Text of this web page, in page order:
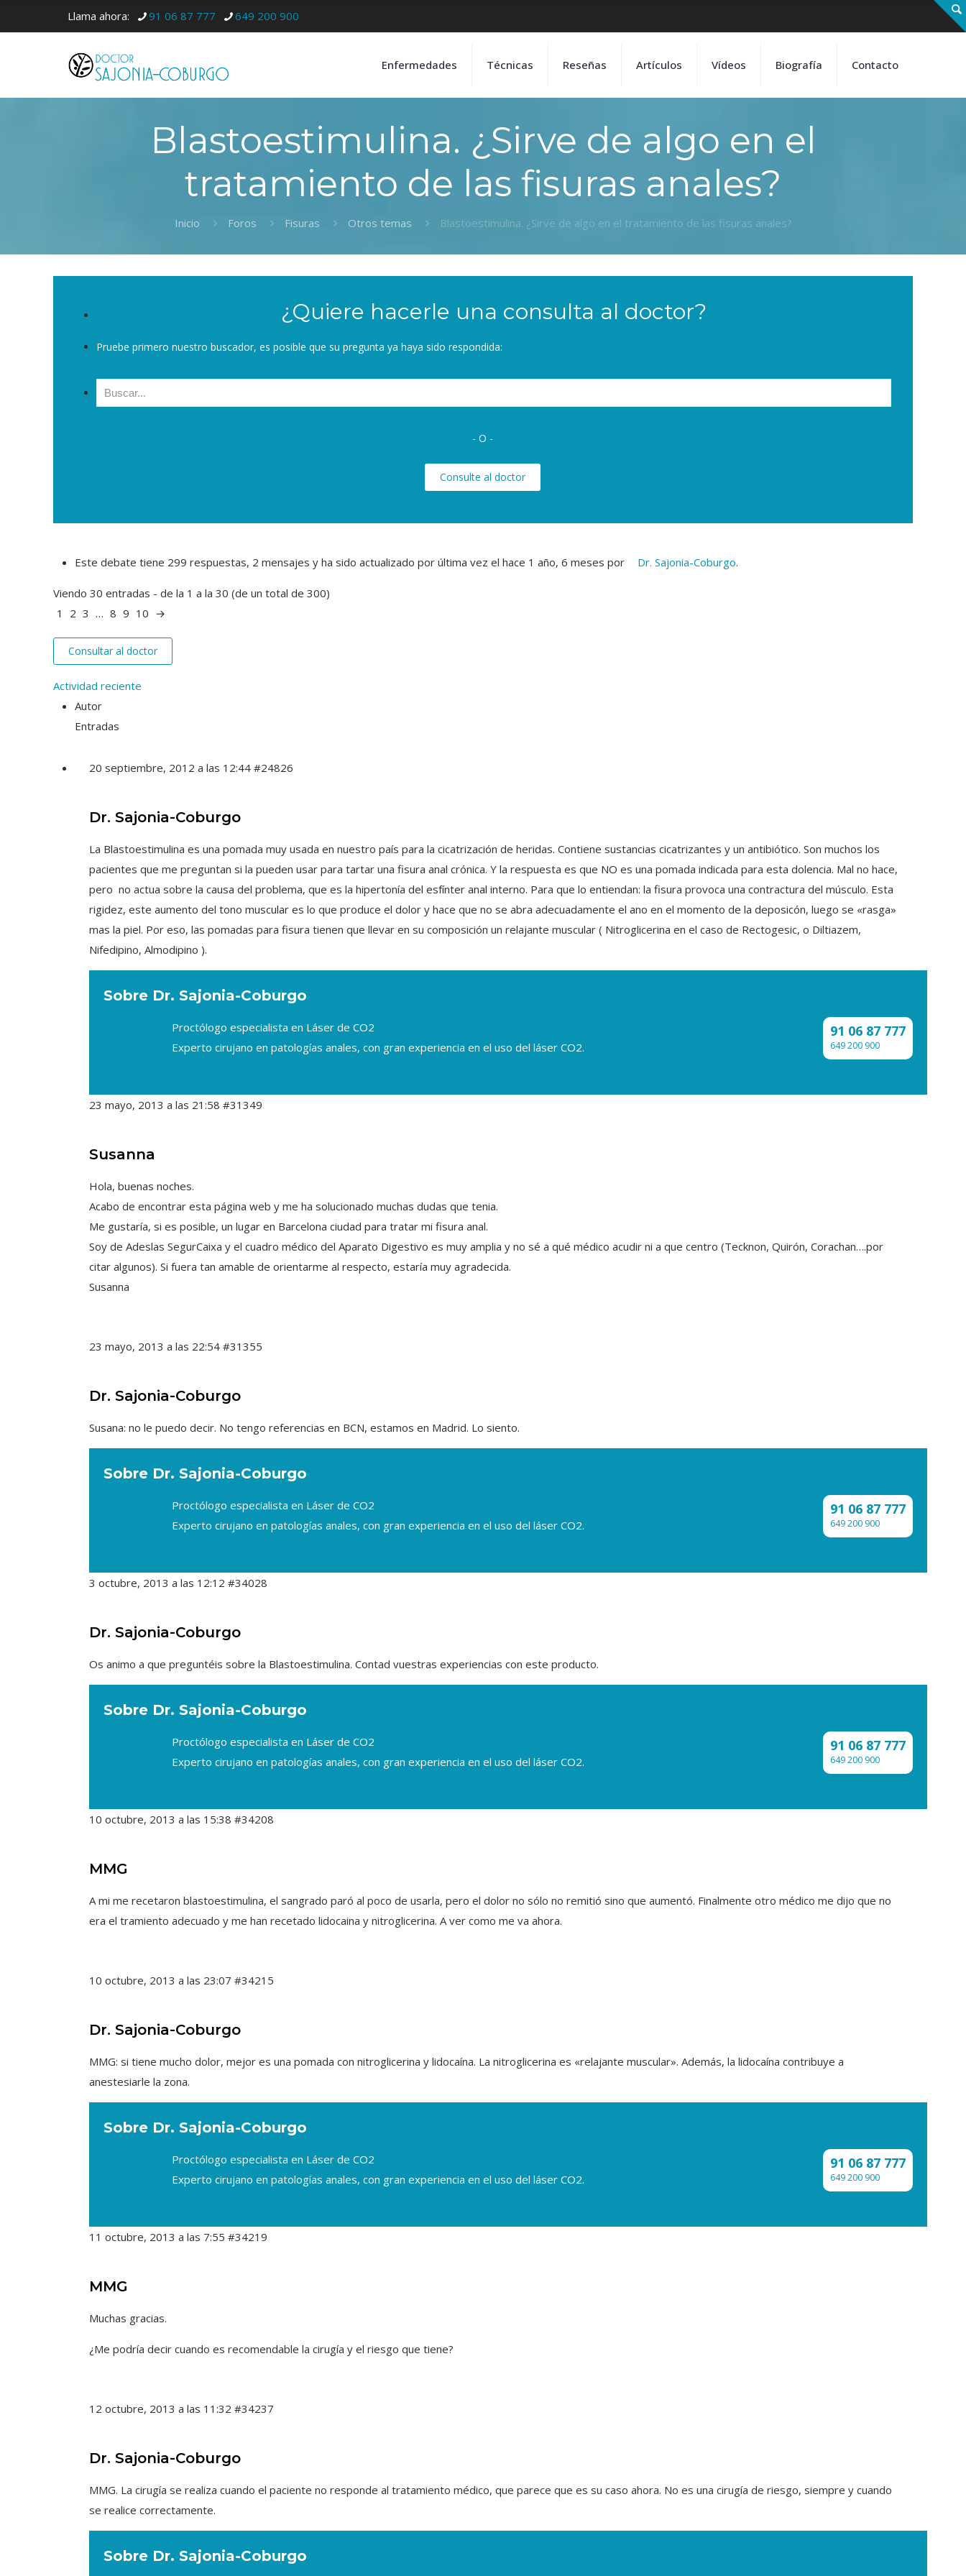
Llama ahora: 91 06 87 777 649 200 900
Enfermedades Técnicas Reseñas Artículos Vídeos Biografía Contacto
Blastoestimulina. ¿Sirve de algo en el
tratamiento de las fisuras anales?
Inicio Foros Fisuras Otros temas Blastoestimulina. ¿Sirve de algo en el tratamiento de las fisuras anales?
¿Quiere hacerle una consulta al doctor?
Pruebe primero nuestro buscador, es posible que su pregunta ya haya sido respondida:
Buscar:
- O -
Consulte al doctor
Este debate tiene 299 respuestas, 2 mensajes y ha sido actualizado por última vez elhace 1 año, 6 meses por Dr. Sajonia-Coburgo.
Viendo 30 entradas - de la 1 a la 30 (de un total de 300)
1
2 3 … 8 9 10 →
Consultar al doctor
Actividad reciente
Autor
Entradas
20 septiembre, 2012 a las 12:44 #24826
Dr. Sajonia-Coburgo
La Blastoestimulina es una pomada muy usada en nuestro país para la cicatrización de heridas. Contiene sustancias cicatrizantes y un antibiótico. Son muchos los
pacientes que me preguntan si la pueden usar para tartar una fisura anal crónica. Y la respuesta es que NO es una pomada indicada para esta dolencia. Mal no hace,
pero no actua sobre la causa del problema, que es la hipertonía del esfínter anal interno. Para que lo entiendan: la fisura provoca una contractura del músculo. Esta
rigidez, este aumento del tono muscular es lo que produce el dolor y hace que no se abra adecuadamente el ano en el momento de la deposicón, luego se «rasga»
mas la piel. Por eso, las pomadas para fisura tienen que llevar en su composición un relajante muscular ( Nitroglicerina en el caso de Rectogesic, o Diltiazem,
Nifedipino, Almodipino ).
Sobre Dr. Sajonia-Coburgo
Proctólogo especialista en Láser de CO2
Experto cirujano en patologías anales, con gran experiencia en el uso del láser CO2.
91 06 87 777
649 200 900
23 mayo, 2013 a las 21:58 #31349
Susanna
Hola, buenas noches.
Acabo de encontrar esta página web y me ha solucionado muchas dudas que tenia.
Me gustaría, si es posible, un lugar en Barcelona ciudad para tratar mi fisura anal.
Soy de Adeslas SegurCaixa y el cuadro médico del Aparato Digestivo es muy amplia y no sé a qué médico acudir ni a que centro (Tecknon, Quirón, Corachan….por
citar algunos). Si fuera tan amable de orientarme al respecto, estaría muy agradecida.
Susanna
23 mayo, 2013 a las 22:54 #31355
Dr. Sajonia-Coburgo
Susana: no le puedo decir. No tengo referencias en BCN, estamos en Madrid. Lo siento.
Sobre Dr. Sajonia-Coburgo
Proctólogo especialista en Láser de CO2
Experto cirujano en patologías anales, con gran experiencia en el uso del láser CO2.
91 06 87 777
649 200 900
3 octubre, 2013 a las 12:12 #34028
Dr. Sajonia-Coburgo
Os animo a que preguntéis sobre la Blastoestimulina. Contad vuestras experiencias con este producto.
Sobre Dr. Sajonia-Coburgo
Proctólogo especialista en Láser de CO2
Experto cirujano en patologías anales, con gran experiencia en el uso del láser CO2.
91 06 87 777
649 200 900
10 octubre, 2013 a las 15:38 #34208
MMG
A mi me recetaron blastoestimulina, el sangrado paró al poco de usarla, pero el dolor no sólo no remitió sino que aumentó. Finalmente otro médico me dijo que no
era el tramiento adecuado y me han recetado lidocaina y nitroglicerina. A ver como me va ahora.
10 octubre, 2013 a las 23:07 #34215
Dr. Sajonia-Coburgo
MMG: si tiene mucho dolor, mejor es una pomada con nitroglicerina y lidocaína. La nitroglicerina es «relajante muscular». Además, la lidocaína contribuye a
anestesiarle la zona.
Sobre Dr. Sajonia-Coburgo
Proctólogo especialista en Láser de CO2
Experto cirujano en patologías anales, con gran experiencia en el uso del láser CO2.
91 06 87 777
649 200 900
11 octubre, 2013 a las 7:55 #34219
MMG
Muchas gracias.
¿Me podría decir cuando es recomendable la cirugía y el riesgo que tiene?
12 octubre, 2013 a las 11:32 #34237
Dr. Sajonia-Coburgo
MMG. La cirugía se realiza cuando el paciente no responde al tratamiento médico, que parece que es su caso ahora. No es una cirugía de riesgo, siempre y cuando
se realice correctamente.
Sobre Dr. Sajonia-Coburgo